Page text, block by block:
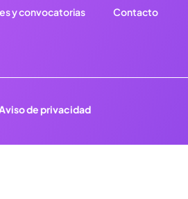
y convocatorias Contacto
Aviso de privacidad